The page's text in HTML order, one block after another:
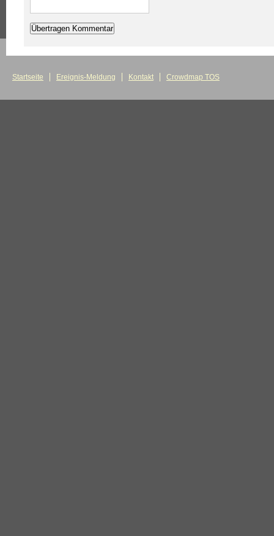
Startseite Ereignis-Meldung Kontakt Crowdmap TOS